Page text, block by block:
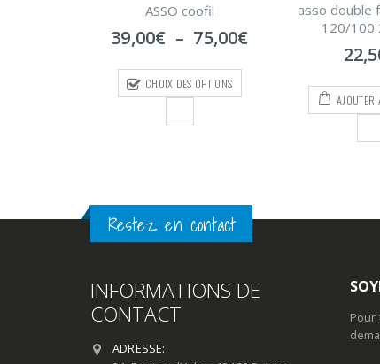
0
5
asso double force 60mt
120/100 200lbs
AJOUTER AU PANIER
0
sur
5
asso tuna
45,00€ –
CHOIX
Restez en contact
INFORMATIONS DE
CONTACT
ADRESSE: